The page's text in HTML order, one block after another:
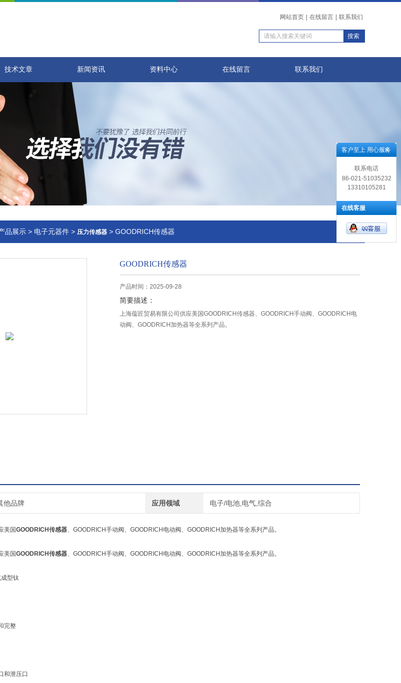
网站首页 在线留言 联系我们
技术文章 新闻资讯 资料中心 在线留言 联系我们
品展示 > 电子元器件 > 压力传感器 > GOODRICH传感器
GOODRICH传感器
产品时间：2025-09-28
简要描述：
上海蕴匠贸易有限公司供应美国GOODRICH传感器、GOODRICH手动阀、GOODRICH电
动阀、GOODRICH加热器等全系列产品。
他品牌 应用领域 电子/电池,电气,综合
美国GOODRICH传感器、GOODRICH手动阀、GOODRICH电动阀、GOODRICH加热器等全系列产品。
美国GOODRICH传感器、GOODRICH手动阀、GOODRICH电动阀、GOODRICH加热器等全系列产品。
型钛
完整
和泄压口
客户至上 用心服务
联系电话
86-021-51035232
13310105281
在线客服